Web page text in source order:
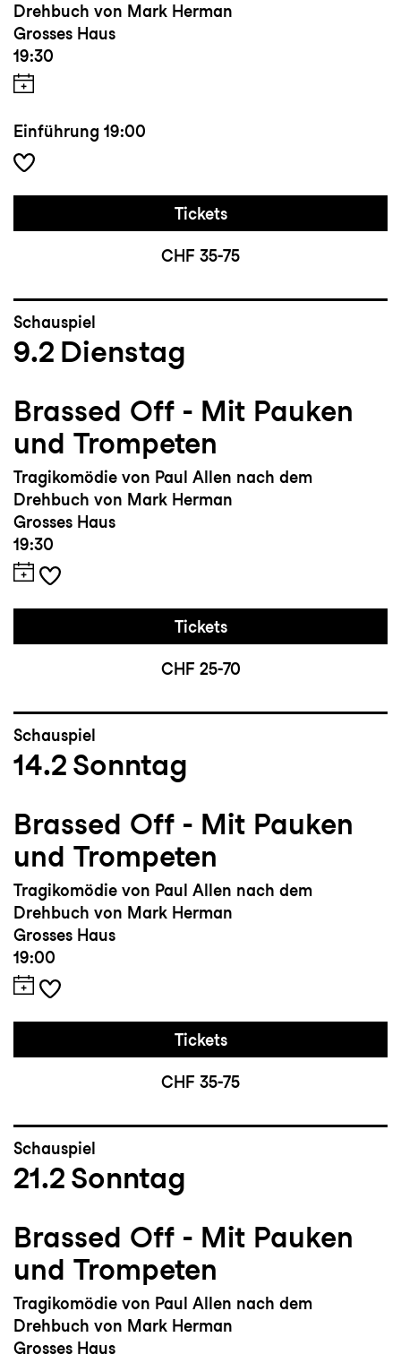
Drehbuch von Mark Herman
Grosses Haus
19:30
Einführung 19:00
Tickets
CHF 35-75
Schauspiel
9.2 Dienstag
Brassed Off - Mit Pauken
und Trompeten
Tragikomödie von Paul Allen nach dem
Drehbuch von Mark Herman
Grosses Haus
19:30
Tickets
CHF 25-70
Schauspiel
14.2 Sonntag
Brassed Off - Mit Pauken
und Trompeten
Tragikomödie von Paul Allen nach dem
Drehbuch von Mark Herman
Grosses Haus
19:00
Tickets
CHF 35-75
Schauspiel
21.2 Sonntag
Brassed Off - Mit Pauken
und Trompeten
Tragikomödie von Paul Allen nach dem
Drehbuch von Mark Herman
Grosses Haus